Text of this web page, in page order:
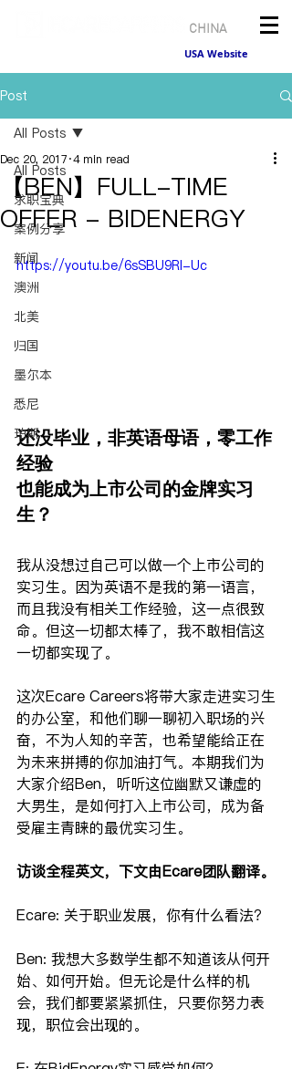
CHINA
USA Website
Post
All Posts
求职宝典
案例分享
新闻
澳洲
北美
归国
墨尔本
悉尼
珀斯
All Posts
【BEN】FULL-TIME
OFFER - BIDENERGY
Dec 20, 2017 4 min read
https://youtu.be/6sSBU9RI-Uc
还没毕业，非英语母语，零工作
经验
也能成为上市公司的金牌实习
生？
我从没想过自己可以做一个上市公司的
实习生。因为英语不是我的第一语言，
而且我没有相关工作经验，这一点很致
命。但这一切都太棒了，我不敢相信这
一切都实现了。
这次Ecare Careers将带大家走进实习生
的办公室，和他们聊一聊初入职场的兴
奋，不为人知的辛苦，也希望能给正在
为未来拼搏的你加油打气。本期我们为
大家介绍Ben，听听这位幽默又谦虚的
大男生，是如何打入上市公司，成为备
受雇主青睐的最优实习生。
访谈全程英文，下文由Ecare团队翻译。
Ecare: 关于职业发展，你有什么看法？
Ben: 我想大多数学生都不知道该从何开
始、如何开始。但无论是什么样的机
会，我们都要紧紧抓住，只要你努力表
现，职位会出现的。